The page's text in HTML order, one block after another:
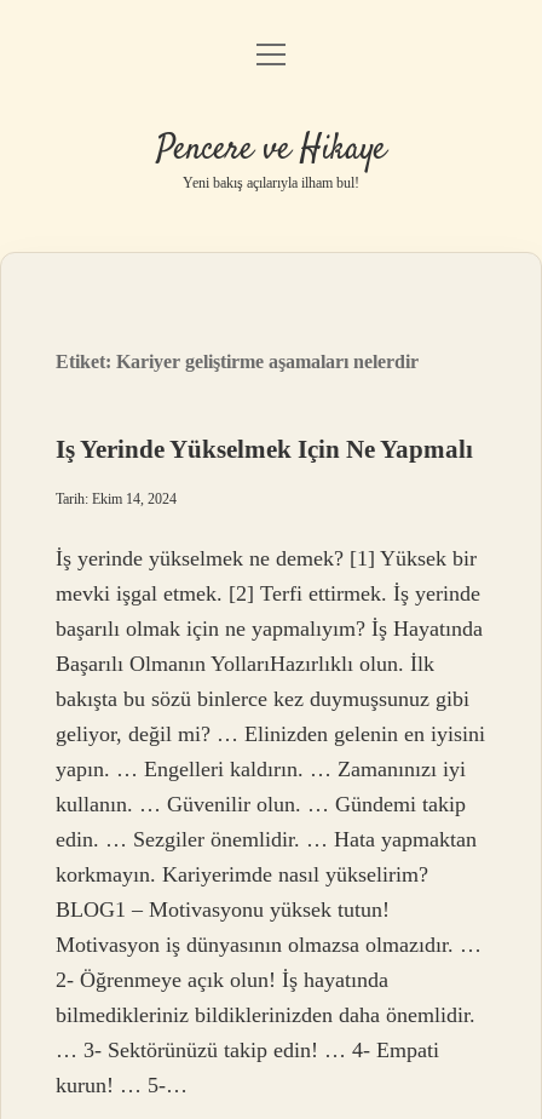
Anasayfa
Yasal Uyarı
menüyü
Pencere ve Hikaye
Yeni bakış açılarıyla ilham bul!
Etiket:Kariyer geliştirme aşamaları nelerdir
Iş Yerinde Yükselmek Için Ne Yapmalı
Tarih: Ekim 14, 2024
İş yerinde yükselmek ne demek? [1] Yüksek bir
mevki işgal etmek. [2] Terfi ettirmek. İş yerinde
başarılı olmak için ne yapmalıyım? İş Hayatında
Başarılı Olmanın YollarıHazırlıklı olun. İlk
bakışta bu sözü binlerce kez duymuşsunuz gibi
geliyor, değil mi? … Elinizden gelenin en iyisini
yapın. … Engelleri kaldırın. … Zamanınızı iyi
kullanın. … Güvenilir olun. … Gündemi takip
edin. … Sezgiler önemlidir. … Hata yapmaktan
korkmayın. Kariyerimde nasıl yükselirim?
BLOG1 – Motivasyonu yüksek tutun!
Motivasyon iş dünyasının olmazsa olmazıdır. …
2- Öğrenmeye açık olun! İş hayatında
bilmedikleriniz bildiklerinizden daha önemlidir.
… 3- Sektörünüzü takip edin! … 4- Empati
kurun! … 5-…